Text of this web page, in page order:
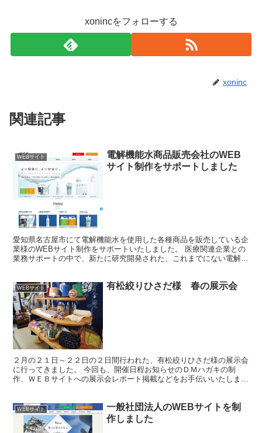
xonincをフォローする
xoninc
関連記事
WEBサイト
電解機能水商品販売会社のWEB
サイト制作をサポートしました
愛知県名古屋市にて電解機能水を使用した各種商品を販売している企
業様のWEBサイト制作をサポートいたしました。 医療関連企業との
業務サポートの中で、新たに研究開発された、これまでにない電解機
WEBサイト 有松絞りひさだ様 春の展示会
２月の２１日～２２日の２日間行われた、有松絞りひさだ様の展示会
に行ってきました。 今回も、開催日程お知らせのＤＭハガキの制
作、ＷＥＢサイトへの展示会レポート掲載などをお手伝いいたしまし
WEBサイト
一般社団法人のWEBサイトを制
作しました